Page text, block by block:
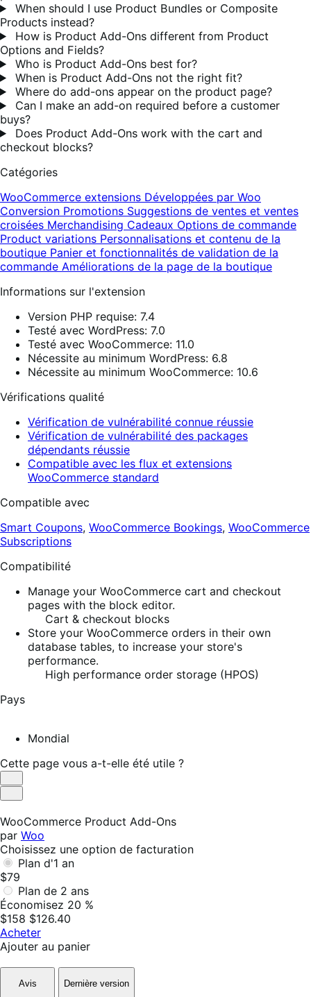
When should I use Product Bundles or Composite
Products instead?
How is Product Add-Ons different from Product
Options and Fields?
Who is Product Add-Ons best for?
When is Product Add-Ons not the right fit?
Where do add-ons appear on the product page?
Can I make an add-on required before a customer
buys?
Does Product Add-Ons work with the cart and
checkout blocks?
Catégories
WooCommerce extensions Développées par Woo
Conversion Promotions Suggestions de ventes et ventes
croisées Merchandising Cadeaux Options de commande
Product variations Personnalisations et contenu de la
boutique Panier et fonctionnalités de validation de la
commande Améliorations de la page de la boutique
Informations sur l'extension
Version PHP requise: 7.4
Testé avec WordPress: 7.0
Testé avec WooCommerce: 11.0
Nécessite au minimum WordPress: 6.8
Nécessite au minimum WooCommerce: 10.6
Vérifications qualité
Vérification de vulnérabilité connue réussie
Vérification de vulnérabilité des packages
dépendants réussie
Compatible avec les flux et extensions
WooCommerce standard
Compatible avec
Smart Coupons, WooCommerce Bookings, WooCommerce
Subscriptions
Compatibilité
Manage your WooCommerce cart and checkout
pages with the block editor.
Cart & checkout blocks
Store your WooCommerce orders in their own
database tables, to increase your store's
performance.
High performance order storage (HPOS)
Pays
Mondial
Cette page vous a-t-elle été utile ?
Utile
Pas
WooCommerce Product Add-Ons
par Woo
Choisissez une option de facturation
Plan d'1 an
$79
Plan de 2 ans
Économisez 20 %
$158 $126.40
Acheter
Ajouter au panier
Avis
Dernière version